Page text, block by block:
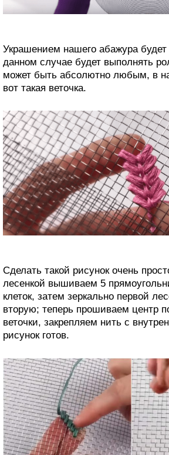
Украшением нашего абажура
данном случае будет выполнять
может быть абсолютно любым, в
вот такая веточка.
Сделать такой рисунок очень
лесенкой вышиваем 5
клеток, затем зеркально первой
вторую; теперь прошиваем центр
веточки, закрепляем нить с
рисунок готов.